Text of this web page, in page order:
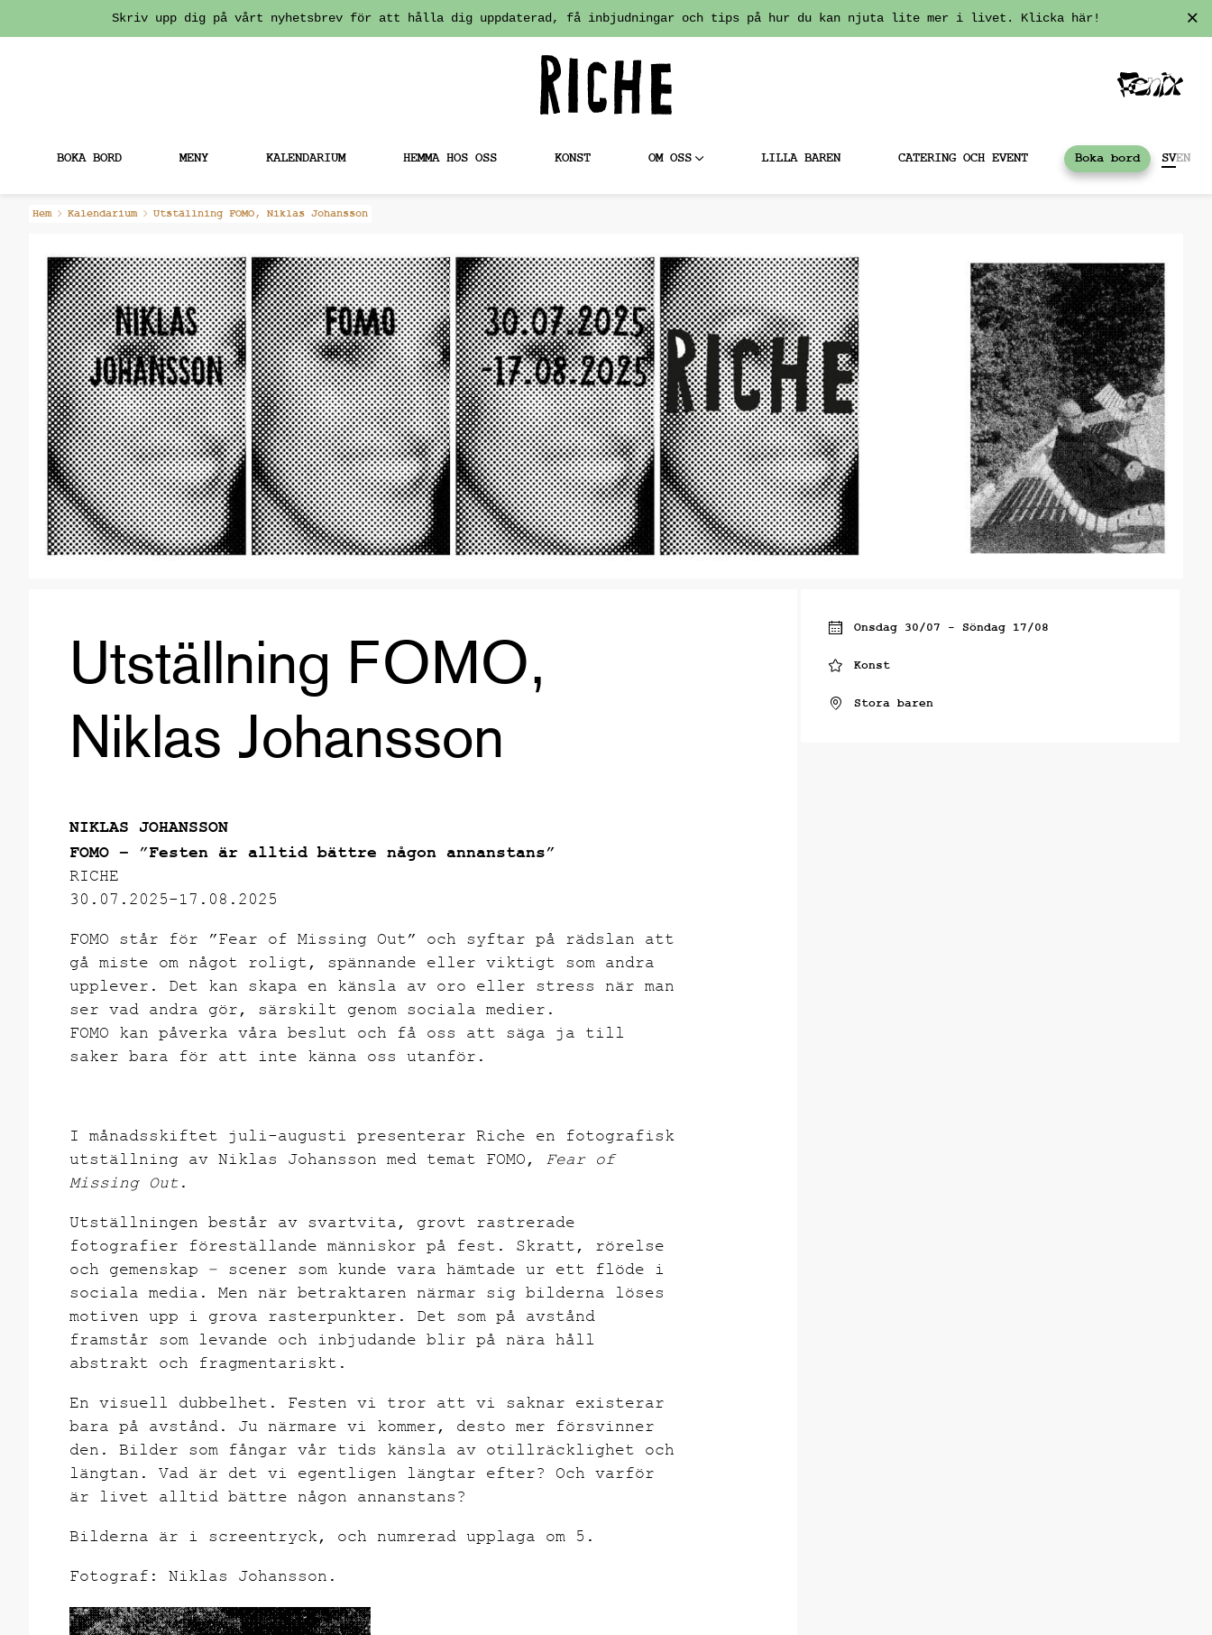
Fortsätt
innehållet
Skriv upp dig på vårt nyhetsbrev för att hålla dig uppdaterad, få inbjudningar och tips på hur du kan njuta lite mer i livet. Klicka här!
BOKA BORD MENY KALENDARIUM HEMMA HOS OSS KONST OM OSS LILLA BAREN CATERING OCH EVENT Boka bord SVEN
Hem Kalendarium Utställning FOMO, Niklas Johansson
Utställning FOMO,
Niklas Johansson
NIKLAS JOHANSSON
FOMO – ”Festen är alltid bättre någon annanstans”
RICHE
30.07.2025-17.08.2025
FOMO står för ”Fear of Missing Out” och syftar på rädslan att
gå miste om något roligt, spännande eller viktigt som andra
upplever. Det kan skapa en känsla av oro eller stress när man
ser vad andra gör, särskilt genom sociala medier.
FOMO kan påverka våra beslut och få oss att säga ja till
saker bara för att inte känna oss utanför.
I månadsskiftet juli-augusti presenterar Riche en fotografisk
utställning av Niklas Johansson med temat FOMO, Fear of
Missing Out.
Utställningen består av svartvita, grovt rastrerade
fotografier föreställande människor på fest. Skratt, rörelse
och gemenskap – scener som kunde vara hämtade ur ett flöde i
sociala media. Men när betraktaren närmar sig bilderna löses
motiven upp i grova rasterpunkter. Det som på avstånd
framstår som levande och inbjudande blir på nära håll
abstrakt och fragmentariskt.
En visuell dubbelhet. Festen vi tror att vi saknar existerar
bara på avstånd. Ju närmare vi kommer, desto mer försvinner
den. Bilder som fångar vår tids känsla av otillräcklighet och
längtan. Vad är det vi egentligen längtar efter? Och varför
är livet alltid bättre någon annanstans?
Bilderna är i screentryck, och numrerad upplaga om 5.
Fotograf: Niklas Johansson.
Onsdag 30/07 - Söndag 17/08
Konst
Stora baren